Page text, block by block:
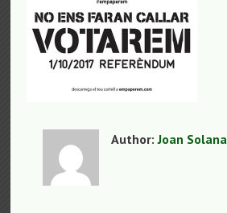
Author:Joan Solana